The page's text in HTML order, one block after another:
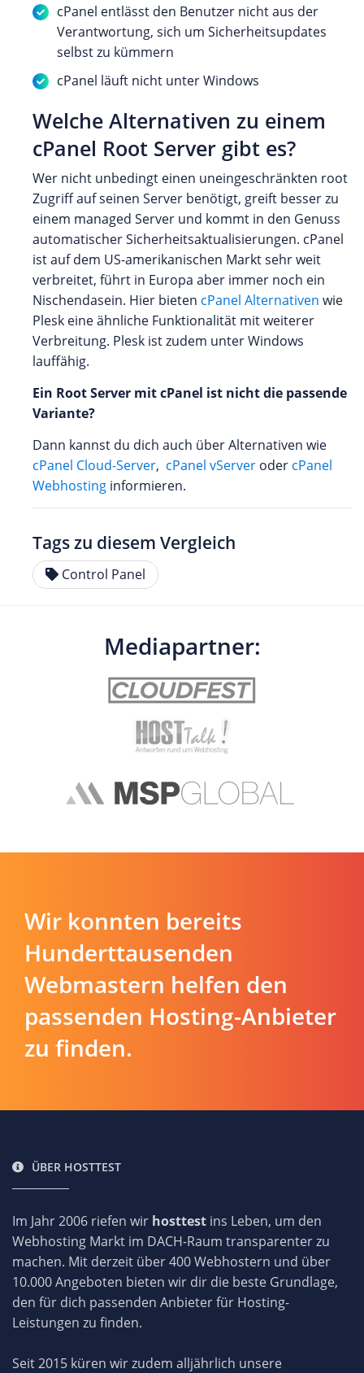
cPanel entlässt den Benutzer nicht aus der
Verantwortung, sich um Sicherheitsupdates
selbst zu kümmern
cPanel läuft nicht unter Windows
Welche Alternativen zu einem
cPanel Root Server gibt es?
Wer nicht unbedingt einen uneingeschränkten root
Zugriff auf seinen Server benötigt, greift besser zu
einem managed Server und kommt in den Genuss
automatischer Sicherheitsaktualisierungen. cPanel
ist auf dem US-amerikanischen Markt sehr weit
verbreitet, führt in Europa aber immer noch ein
Nischendasein. Hier bieten cPanel Alternativen wie
Plesk eine ähnliche Funktionalität mit weiterer
Verbreitung. Plesk ist zudem unter Windows
lauffähig.
Ein Root Server mit cPanel ist nicht die passende
Variante?
Dann kannst du dich auch über Alternativen wie
cPanel Cloud-Server, cPanel vServer oder cPanel
Webhosting informieren.
Tags zu diesem Vergleich
Control Panel
Mediapartner:
Wir konnten bereits
Hunderttausenden
Webmastern helfen den
passenden Hosting-Anbieter
zu finden.
ÜBER HOSTTEST
Im Jahr 2006 riefen wir hosttest ins Leben, um den
Webhosting Markt im DACH-Raum transparenter zu
machen. Mit derzeit über 400 Webhostern und über
10.000 Angeboten bieten wir dir die beste Grundlage,
den für dich passenden Anbieter für Hosting-
Leistungen zu finden.
Seit 2015 küren wir zudem alljährlich unsere